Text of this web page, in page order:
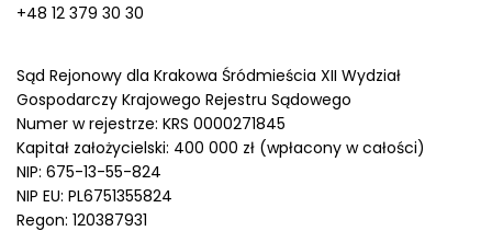
+48 12 379 30 30
Sąd Rejonowy dla Krakowa Śródmieścia XII Wydział
Gospodarczy Krajowego Rejestru Sądowego
Numer w rejestrze: KRS 0000271845
Kapitał założycielski: 400 000 zł (wpłacony w całości)
NIP: 675-13-55-824
NIP EU: PL6751355824
Regon: 120387931